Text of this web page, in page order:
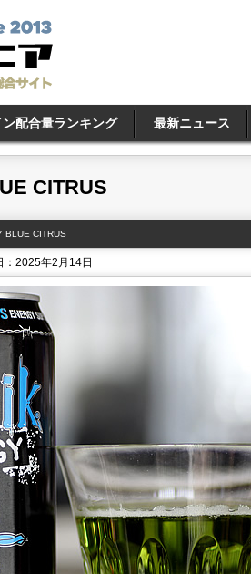
ン配合量ランキング 最新ニュース
CITRUS
BLUE CITRUS
2025年2月14日